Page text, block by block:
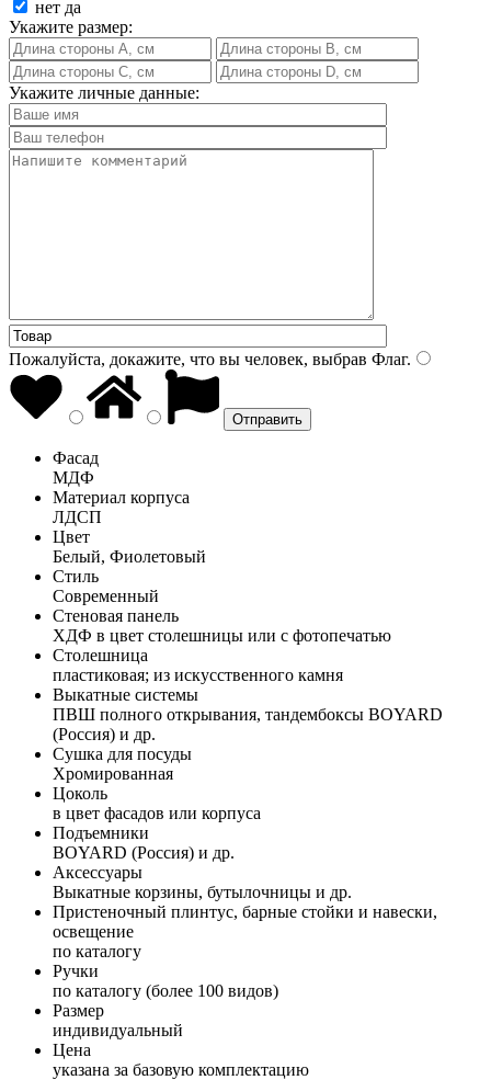
нет да
Укажите размер:
Укажите личные данные:
Пожалуйста, докажите, что вы человек, выбрав Флаг.
Фасад
МДФ
Материал корпуса
ЛДСП
Цвет
Белый, Фиолетовый
Стиль
Современный
Стеновая панель
ХДФ в цвет столешницы или с фотопечатью
Столешница
пластиковая; из искусственного камня
Выкатные системы
ПВШ полного открывания, тандембоксы BOYARD
(Россия) и др.
Сушка для посуды
Хромированная
Цоколь
в цвет фасадов или корпуса
Подъемники
BOYARD (Россия) и др.
Аксессуары
Выкатные корзины, бутылочницы и др.
Пристеночный плинтус, барные стойки и навески,
освещение
по каталогу
Ручки
по каталогу (более 100 видов)
Размер
индивидуальный
Цена
указана за базовую комплектацию